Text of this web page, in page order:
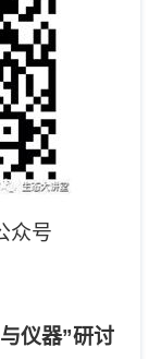
众号
仪器”研讨